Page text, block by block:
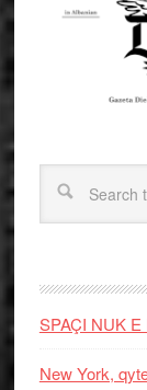
SPAÇI NUK
New York,